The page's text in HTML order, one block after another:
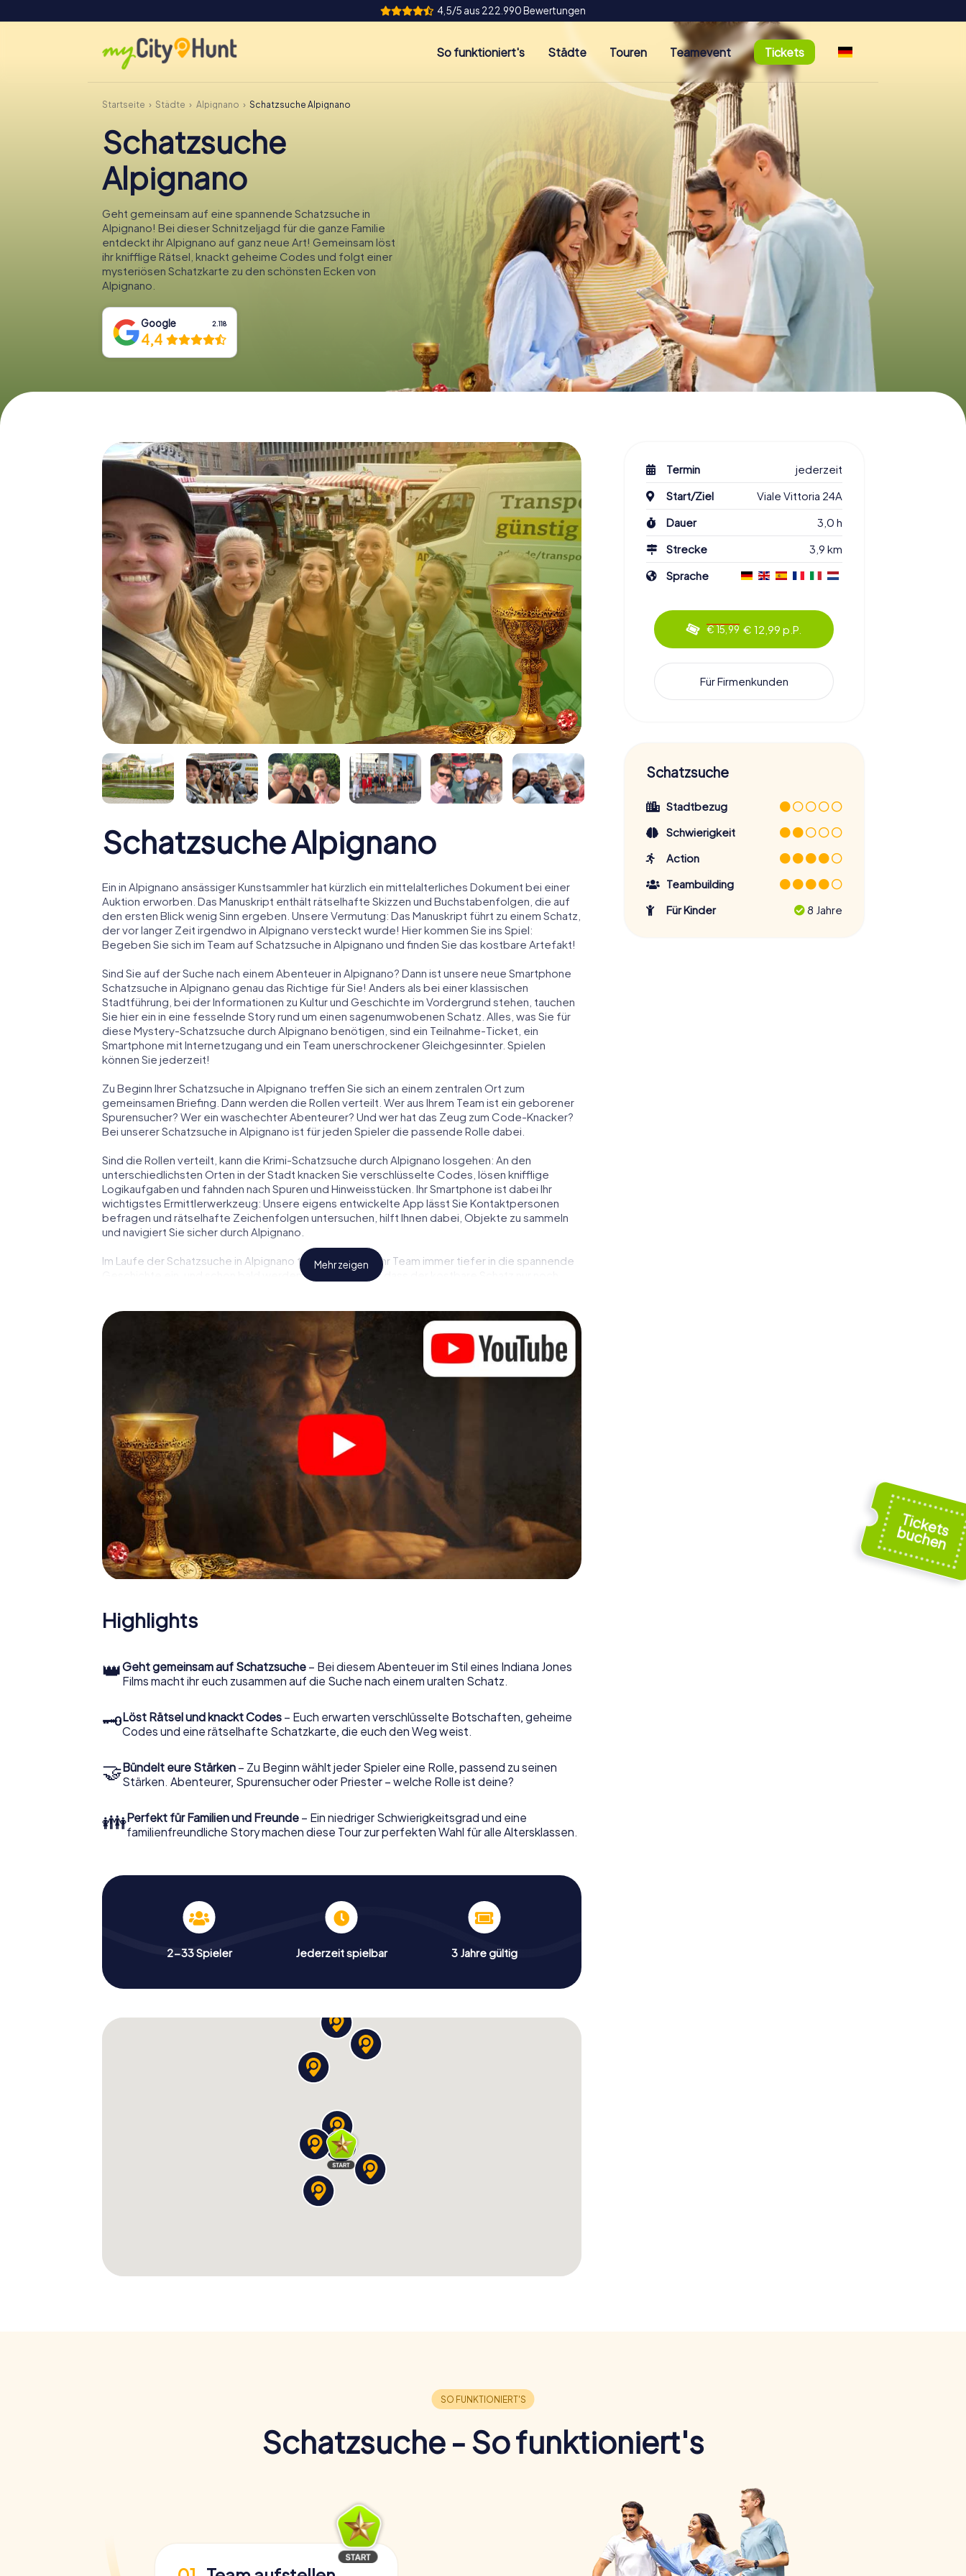
4,5/5 aus 222.990 Bewertungen
So funktioniert's Städte Touren Teamevent Tickets
Startseite Städte Alpignano Schatzsuche Alpignano
Schatzsuche
Alpignano
Geht gemeinsam auf eine spannende Schatzsuche in
Alpignano! Bei dieser Schnitzeljagd für die ganze Familie
entdeckt ihr Alpignano auf ganz neue Art! Gemeinsam löst
ihr knifflige Rätsel, knackt geheime Codes und folgt einer
mysteriösen Schatzkarte zu den schönsten Ecken von
Alpignano.
Google 2.118
4,4
Schatzsuche Alpignano
Ein in Alpignano ansässiger Kunstsammler hat kürzlich ein mittelalterliches Dokument bei einer
Auktion erworben. Das Manuskript enthält rätselhafte Skizzen und Buchstabenfolgen, die auf
den ersten Blick wenig Sinn ergeben. Unsere Vermutung: Das Manuskript führt zu einem Schatz,
der vor langer Zeit irgendwo in Alpignano versteckt wurde! Hier kommen Sie ins Spiel:
Begeben Sie sich im Team auf Schatzsuche in Alpignano und finden Sie das kostbare Artefakt!
Sind Sie auf der Suche nach einem Abenteuer in Alpignano? Dann ist unsere neue Smartphone
Schatzsuche in Alpignano genau das Richtige für Sie! Anders als bei einer klassischen
Stadtführung, bei der Informationen zu Kultur und Geschichte im Vordergrund stehen, tauchen
Sie hier ein in eine fesselnde Story rund um einen sagenumwobenen Schatz. Alles, was Sie für
diese Mystery-Schatzsuche durch Alpignano benötigen, sind ein Teilnahme-Ticket, ein
Smartphone mit Internetzugang und ein Team unerschrockener Gleichgesinnter. Spielen
können Sie jederzeit!
Zu Beginn Ihrer Schatzsuche in Alpignano treffen Sie sich an einem zentralen Ort zum
gemeinsamen Briefing. Dann werden die Rollen verteilt. Wer aus Ihrem Team ist ein geborener
Spurensucher? Wer ein waschechter Abenteurer? Und wer hat das Zeug zum Code-Knacker?
Bei unserer Schatzsuche in Alpignano ist für jeden Spieler die passende Rolle dabei.
Sind die Rollen verteilt, kann die Krimi-Schatzsuche durch Alpignano losgehen: An den
unterschiedlichsten Orten in der Stadt knacken Sie verschlüsselte Codes, lösen knifflige
Logikaufgaben und fahnden nach Spuren und Hinweisstücken. Ihr Smartphone ist dabei Ihr
wichtigstes Ermittlerwerkzeug: Unsere eigens entwickelte App lässt Sie Kontaktpersonen
befragen und rätselhafte Zeichenfolgen untersuchen, hilft Ihnen dabei, Objekte zu sammeln
und navigiert Sie sicher durch Alpignano.
Im Laufe der Schatzsuche in Alpignano tauchen Sie und Ihr Team immer tiefer in die spannende
Geschichte ein, und schon bald werden Sie feststellen, dass der kostbare Schatz nur noch
Mehr zeigen
Highlights
👑Geht gemeinsam auf Schatzsuche – Bei diesem Abenteuer im Stil eines Indiana Jones
Films macht ihr euch zusammen auf die Suche nach einem uralten Schatz.
🗝Löst Rätsel und knackt Codes – Euch erwarten verschlüsselte Botschaften, geheime
Codes und eine rätselhafte Schatzkarte, die euch den Weg weist.
🤝Bündelt eure Stärken – Zu Beginn wählt jeder Spieler eine Rolle, passend zu seinen
Stärken. Abenteurer, Spurensucher oder Priester – welche Rolle ist deine?
👪Perfekt für Familien und Freunde – Ein niedriger Schwierigkeitsgrad und eine
familienfreundliche Story machen diese Tour zur perfekten Wahl für alle Altersklassen.
2-33 Spieler Jederzeit spielbar 3 Jahre gültig
Termin
jederzeit
Start/Ziel
Viale Vittoria 24A
Dauer
3,0 h
Strecke
3,9 km
Sprache
€ 15,99 € 12,99 p.P.
Für Firmenkunden
Schatzsuche
Stadtbezug
Schwierigkeit
Action
Teambuilding
Für Kinder
8 Jahre
Schatzsuche - So funktioniert's